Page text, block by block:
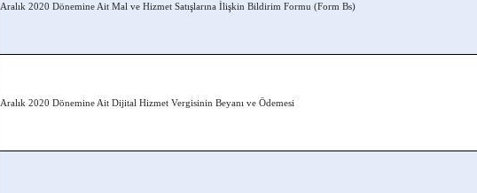
Aralık 2020 Dönemine Ait Mal ve Hizmet Satışlarına İlişkin Bildirim Formu (Form Bs)
Aralık 2020 Dönemine Ait Dijital Hizmet Vergisinin Beyanı ve Ödemesi